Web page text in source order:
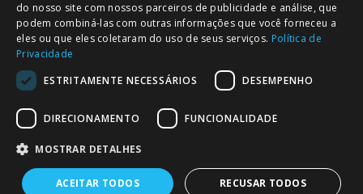
NOTÍCIAS/COMUNICADOS
Notícias
Comunicados
© 2026 Associação Futebol Popular Barcelos
do nosso site com nossos parceiros de publicidade e análise, que
podem combiná-las com outras informações que você forneceu a
eles ou que eles coletaram do uso de seus serviços. Política de
Privacidade
ESTRITAMENTE NECESSÁRIOS
DESEMPENHO
DIRECIONAMENTO FUNCIONALIDADE
MOSTRAR DETALHES
ACEITAR TODOS RECUSAR TODOS